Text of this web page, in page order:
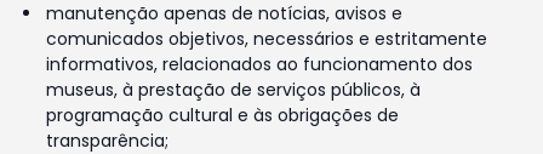
manutenção apenas de notícias, avisos e
comunicados objetivos, necessários e estritamente
informativos, relacionados ao funcionamento dos
museus, à prestação de serviços públicos, à
programação cultural e às obrigações de
transparência;